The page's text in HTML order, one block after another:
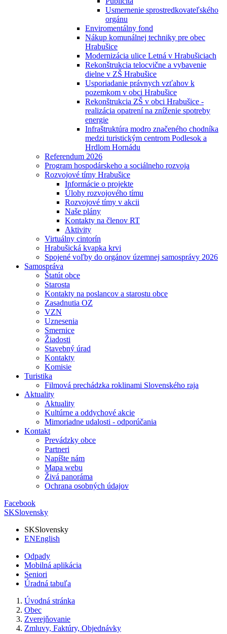
Usmernenie sprostredkovateľského
orgánu
Enviromentálny fond
Nákup komunálnej techniky pre obec
Hrabušice
Modernizácia ulice Letná v Hrabušiciach
Rekonštrukcia telocvične a vybavenie
dielne v ZŠ Hrabušice
Usporiadanie právnych vzťahov k
pozemkom v obci Hrabušice
Rekonštrukcia ZŠ v obci Hrabušice -
realizácia opatrení na zníženie spotreby
energie
Infraštruktúra modro značeného chodníka
medzi turistickým centrom Podlesok a
Hrdlom Hornádu
Referendum 2026
Program hospodárskeho a sociálneho rozvoja
Rozvojové tímy Hrabušice
Informácie o projekte
Úlohy rozvojového tímu
Rozvojové tímy v akcii
Naše plány
Kontakty na členov RT
Aktivity
Virtuálny cintorín
Hrabušická kvapka krvi
Spojené voľby do orgánov územnej samosprávy 2026
Samospráva
Štatút obce
Starosta
Kontakty na poslancov a starostu obce
Zasadnutia OZ
VZN
Uznesenia
Smernice
Žiadosti
Stavebný úrad
Kontakty
Komisie
Turistika
Filmová prechádzka roklinami Slovenského raja
Aktuality
Aktuality
Kultúrne a oddychové akcie
Mimoriadne udalosti - odporúčania
Kontakt
Prevádzky obce
Partneri
Napíšte nám
Mapa webu
Živá panoráma
Ochrana osobných údajov
Facebook
SKSlovensky
SKSlovensky
ENEnglish
Odpady
Mobilná aplikácia
Seniori
Úradná tabuľa
Úvodná stránka
Obec
Zverejňovanie
Zmluvy, Faktúry, Objednávky